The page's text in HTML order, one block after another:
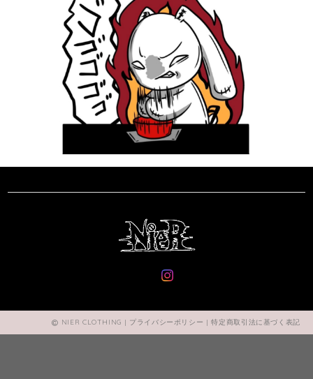
NIER CLOTHING | プライバシーポリシー |特定商取引法に基づく表記